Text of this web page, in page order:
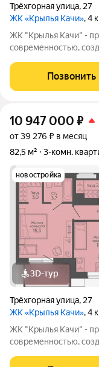
Трёхгорная улица, 27
ЖК «Крылья Качи», 4
ЖК "Крылья Качи" -
современностью,
Дзержинского
адресу ул. Трехгорная,
Позвонить
10 947 000 ₽
от 39 276 ₽ в месяц
82,5 м²
3-комн.
новостройка
3D-тур
Трёхгорная улица, 27
ЖК «Крылья Качи», 4
ЖК "Крылья Качи" -
современностью,